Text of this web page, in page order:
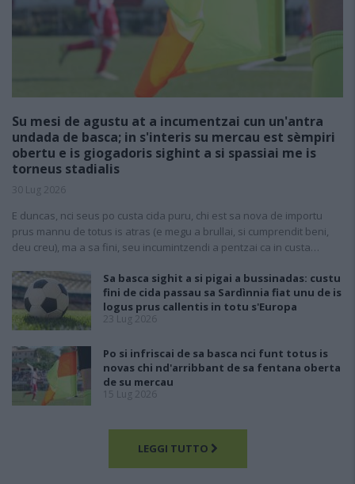
Su mesi de agustu at a incumentzai cun un'antra
undada de basca; in s'interis su mercau est sèmpiri
obertu e is giogadoris sighint a si spassiai me is
torneus stadialis
30 Lug 2026
E duncas, nci seus po custa cida puru, chi est sa nova de importu
prus mannu de totus is atras (e megu a brullai, si cumprendit beni,
deu creu), ma a sa fini, seu incumintzendi a pentzai ca in custa…
Sa basca sighit a si pigai a bussinadas: custu
fini de cida passau sa Sardìnnia fiat unu de is
logus prus callentis in totu s'Europa
23 Lug 2026
Po si infriscai de sa basca nci funt totus is
novas chi nd'arribbant de sa fentana oberta
de su mercau
15 Lug 2026
LEGGI TUTTO